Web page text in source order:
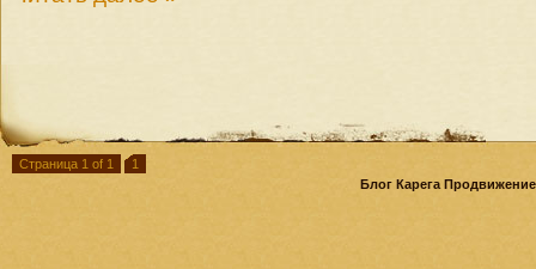
Страница 1 of 1
1
Блог Карега